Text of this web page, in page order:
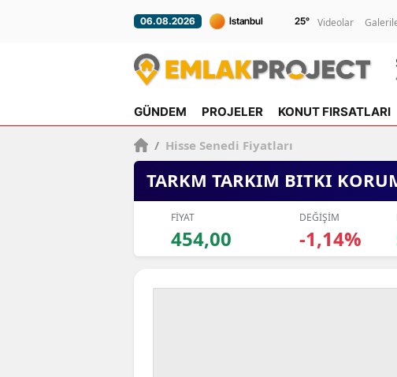
06.08.2026 25° Videolar
GÜNDEM PROJELER KONUT FIRSATLARI
/ Hisse Senedi Fiyatları
TARKM TARKIM BITKI
FİYAT
454,00
DEĞİŞİM
-1,14%